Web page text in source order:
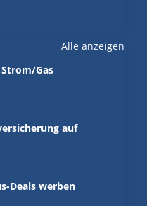
Alle anzeigen
Gas
auf
Deals werben